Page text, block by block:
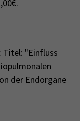
Titel: "Einfluss
der Endorgane